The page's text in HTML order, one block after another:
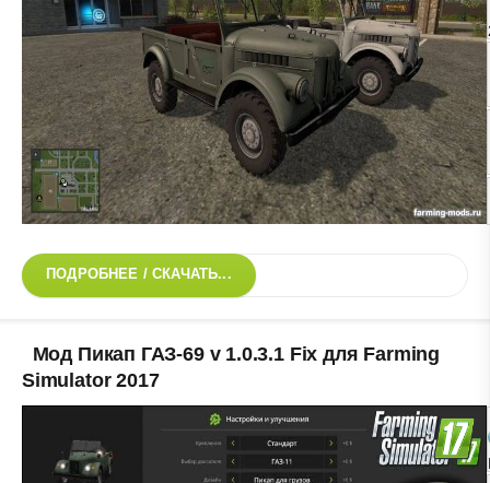
ПОДРОБНЕЕ / СКАЧАТЬ...
Мод Пикап ГАЗ-69 v 1.0.3.1 Fix для Farming
Simulator 2017